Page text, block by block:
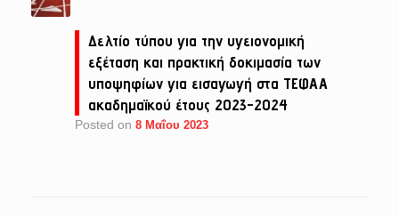
Δελτίο τύπου για την υγειονομική
εξέταση και πρακτική δοκιμασία των
υποψηφίων για εισαγωγή στα ΤΕΦΑΑ
ακαδημαϊκού έτους 2023-2024
Posted on 8 Μαΐου 2023